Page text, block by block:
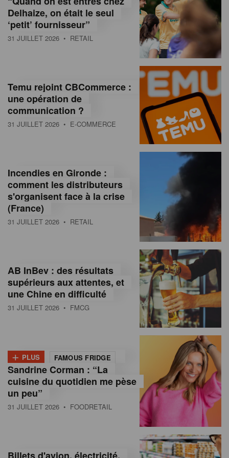
d
o
M
a
g
n
e
n
o
m
a
Delhaize, on était le seul
‘petit’ fournisseur”
31 JUILLET 2026 • RETAIL
Temu rejoint CBCommerce :
une opération de
communication ?
31 JUILLET 2026 • E-COMMERCE
Incendies en Gironde :
comment les distributeurs
s'organisent face à la crise
(France)
31 JUILLET 2026 • RETAIL
AB InBev : des résultats
supérieurs aux attentes, et
une Chine en difficulté
31 JUILLET 2026 • FMCG
+ PLUS FAMOUS FRIDGE
Sandrine Corman : “La
cuisine du quotidien me pèse
un peu”
31 JUILLET 2026 • FOODRETAIL
Billets d'avion, électricité,